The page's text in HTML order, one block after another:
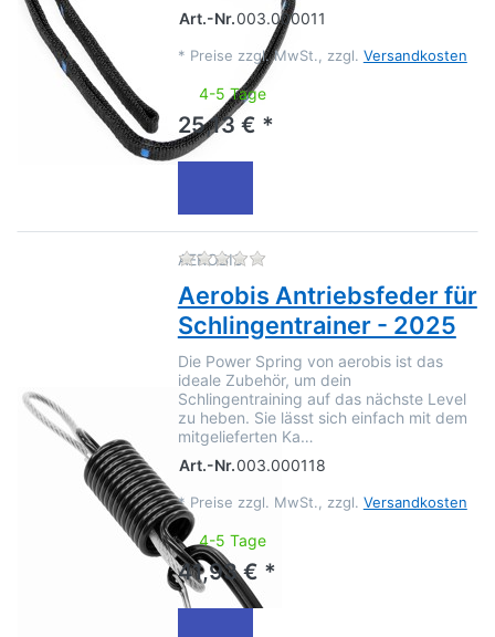
Art.-Nr.003.000011
* Preise zzgl. MwSt., zzgl. Versandkosten
4-5 Tage
25,13 € *
AEROBIS Zu diesem Produkt liegen
Aerobis Antriebsfeder für
Schlingentrainer - 2025
Die Power Spring von aerobis ist das
ideale Zubehör, um dein
Schlingentraining auf das nächste Level
zu heben. Sie lässt sich einfach mit dem
mitgelieferten Ka…
Art.-Nr.003.000118
* Preise zzgl. MwSt., zzgl. Versandkosten
4-5 Tage
41,93 € *